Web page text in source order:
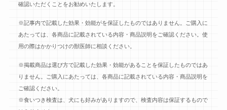
確認いただくことをお勧めいたします。
※記事内で記載した効果・効能がを保証したものではありません。ご購入に
あたっては、各商品に記載されている内容・商品説明をご確認ください。使
用の際はかかりつけの獣医師に相談ください。
※掲載商品は選び方で記載した効果・効能があることを保証したものではあ
りません。ご購入にあたっては、各商品に記載されている内容・商品説明を
ご確認ください。
※食いつき検査は、犬にも好みがありますので、検査内容は保証するもので